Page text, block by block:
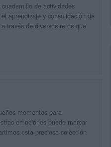
de actividades
aprendizaje y consolidación de
través de diversos retos que
momentos para
emociones puede marcar
esta preciosa colección